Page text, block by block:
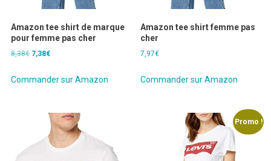
Amazon tee shirt de marque
pour femme pas cher
8,38€ Le
initial
7,38€Le
actuel
Commander sur Amazon
Amazon tee shirt femme pas
cher
7,97€
Commander sur Amazon
Promo !